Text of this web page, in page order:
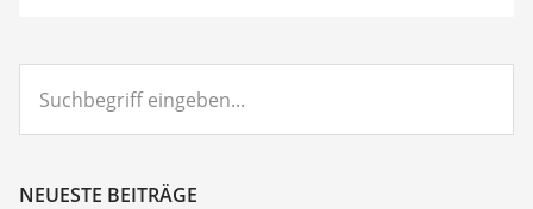
eingeben...
NEUESTE BEITRÄGE